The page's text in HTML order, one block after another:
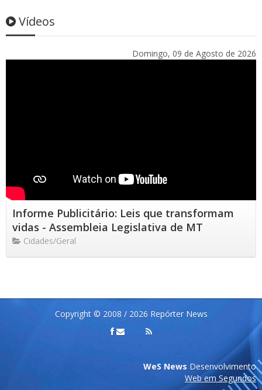
Vídeos
Domingo, 09 de Agosto de 2026
Informe Publicitário: Leis que transformam
vidas - Assembleia Legislativa de MT
Cidades/Geral
Copyright © 2008 / 2026 Repórter News
WeS News Desenvolvimento
Web em Segundos